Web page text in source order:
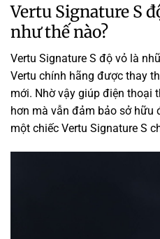
Vertu Signature S
như thế nào?
Vertu Signature S độ vỏ là
Vertu chính hãng được thay
mới. Nhờ vậy giúp điện thoại
hơn mà vẫn đảm bảo sở hữu
một chiếc Vertu Signature S